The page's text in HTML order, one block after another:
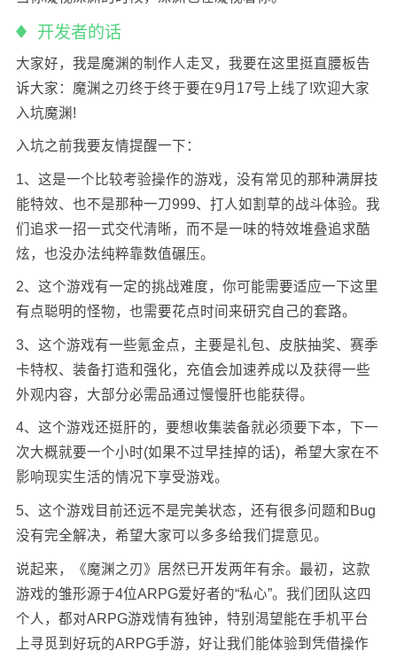
开发者的话
大家好，我是魔渊的制作人走叉，我要在这里挺直腰板告
诉大家：魔渊之刃终于终于要在9月17号上线了!欢迎大家
入坑魔渊!
入坑之前我要友情提醒一下：
1、这是一个比较考验操作的游戏，没有常见的那种满屏技
能特效、也不是那种一刀999、打人如割草的战斗体验。我
们追求一招一式交代清晰，而不是一味的特效堆叠追求酷
炫，也没办法纯粹靠数值碾压。
2、这个游戏有一定的挑战难度，你可能需要适应一下这里
有点聪明的怪物，也需要花点时间来研究自己的套路。
3、这个游戏有一些氪金点，主要是礼包、皮肤抽奖、赛季
卡特权、装备打造和强化，充值会加速养成以及获得一些
外观内容，大部分必需品通过慢慢肝也能获得。
4、这个游戏还挺肝的，要想收集装备就必须要下本，下一
次大概就要一个小时(如果不过早挂掉的话)，希望大家在不
影响现实生活的情况下享受游戏。
5、这个游戏目前还远不是完美状态，还有很多问题和Bug
没有完全解决，希望大家可以多多给我们提意见。
说起来，《魔渊之刃》居然已开发两年有余。最初，这款
游戏的雏形源于4位ARPG爱好者的“私心”。我们团队这四
个人，都对ARPG游戏情有独钟，特别渴望能在手机平台
上寻觅到好玩的ARPG手游，好让我们能体验到凭借操作